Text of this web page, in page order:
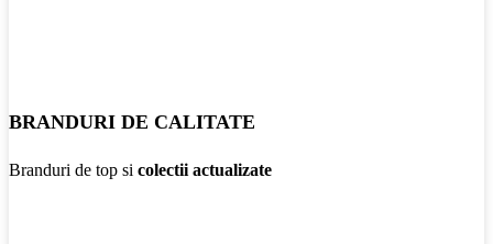
BRANDURI DE CALITATE
Branduri de top si colectii actualizate